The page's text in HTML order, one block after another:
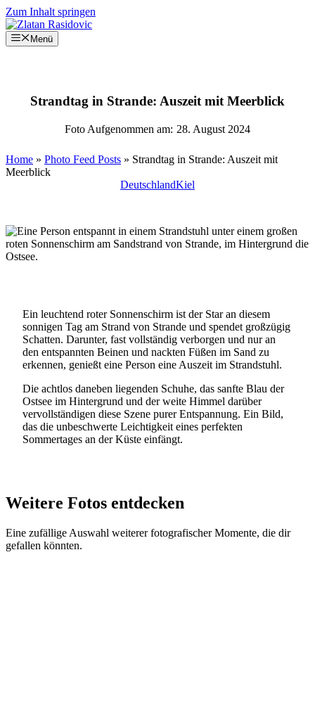
Zum Inhalt springen
Menü
Strandtag in Strande: Auszeit mit Meerblick
Foto Aufgenommen am: 28. August 2024
Home » Photo Feed Posts » Strandtag in Strande: Auszeit mit
Meerblick
DeutschlandKiel
Ein leuchtend roter Sonnenschirm ist der Star an diesem
sonnigen Tag am Strand von Strande und spendet großzügig
Schatten. Darunter, fast vollständig verborgen und nur an
den entspannten Beinen und nackten Füßen im Sand zu
erkennen, genießt eine Person eine Auszeit im Strandstuhl.
Die achtlos daneben liegenden Schuhe, das sanfte Blau der
Ostsee im Hintergrund und der weite Himmel darüber
vervollständigen diese Szene purer Entspannung. Ein Bild,
das die unbeschwerte Leichtigkeit eines perfekten
Sommertages an der Küste einfängt.
Weitere Fotos entdecken
Eine zufällige Auswahl weiterer fotografischer Momente, die dir
gefallen könnten.